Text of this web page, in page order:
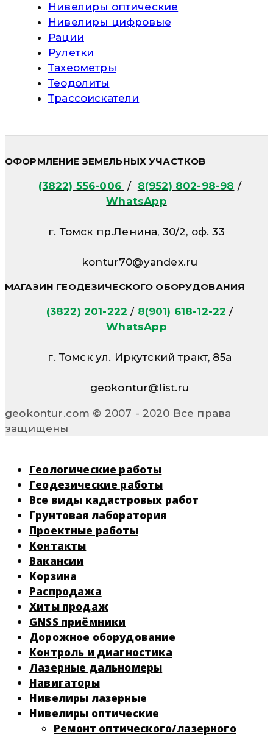
Нивелиры оптические
Нивелиры цифровые
Рации
Рулетки
Тахеометры
Теодолиты
Трассоискатели
ОФОРМЛЕНИЕ ЗЕМЕЛЬНЫХ УЧАСТКОВ
(3822) 556-006 / 8(952) 802-98-98 /
WhatsApp
г. Томск пр.Ленина, 30/2, оф. 33
kontur70@yandex.ru
МАГАЗИН ГЕОДЕЗИЧЕСКОГО ОБОРУДОВАНИЯ
(3822) 201-222/ 8(901) 618-12-22 /
WhatsApp
г. Томск ул. Иркутский тракт, 85а
geokontur@list.ru
geokontur.com © 2007 - 2020 Все права
защищены
Геологические работы
Геодезические работы
Все виды кадастровых работ
Грунтовая лаборатория
Проектные работы
Контакты
Вакансии
Корзина
Распродажа
Хиты продаж
GNSS приёмники
Дорожное оборудование
Контроль и диагностика
Лазерные дальномеры
Навигаторы
Нивелиры лазерные
Нивелиры оптические
Ремонт оптического/лазерного